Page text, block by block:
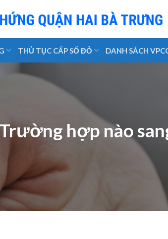
THỦ TỤC CẤP SỔ ĐỎ DANH SÁCH
hợp nào